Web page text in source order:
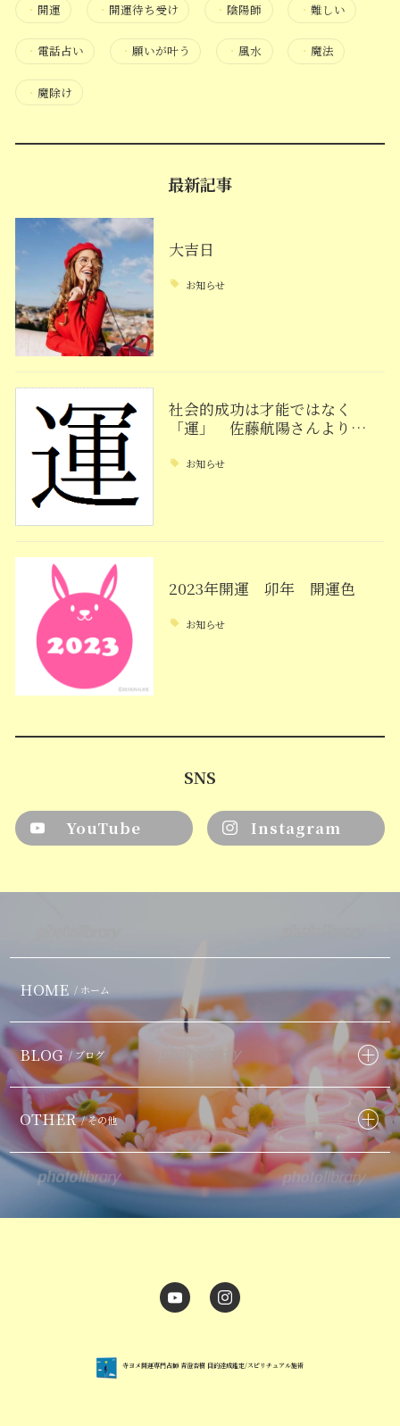
・ 開運 ・ 開運待ち受け ・ 陰陽師 ・ 難しい
・ 電話占い ・願いが叶う ・ 風水 ・ 魔法
・ 魔除け
最新記事
大吉日
お知らせ
社会的成功は才能ではなく
「運」 佐藤航陽さんより…
お知らせ
2023年開運 卯年 開運色
お知らせ
SNS
YouTube Instagram
HOME / ホーム
BLOG / ブログ
OTHER / その他
寺ヨメ開運専門占師 青澄杏樹 目的達成鑑定/スピリチュアル施術